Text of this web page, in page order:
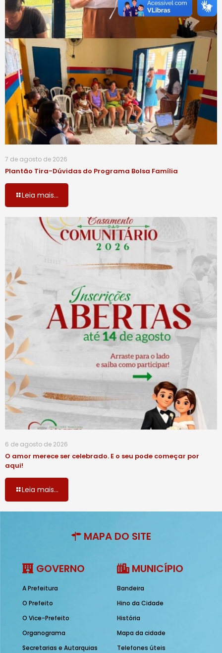
7 de agosto de 2026
Plantão Tira-Dúvidas do Programa Bolsa Família
Leia mais...
6 de agosto de 2026
O amor merece ser celebrado. E o seu pode começar por
aqui!
Leia mais...
MAPA DO SITE
GOVERNO
A Prefeitura
O Prefeito
O Vice-Prefeito
Organograma
Secretarias e Autarquias
MUNICÍPIO
Bandeira
Hino da Cidade
História
Mapa da cidade
Telefones úteis